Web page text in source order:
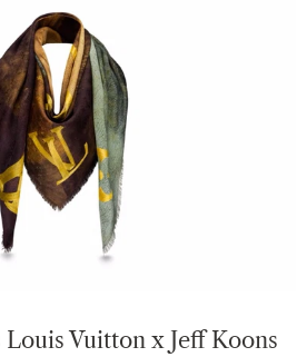
Vuitton x Jeff Koons